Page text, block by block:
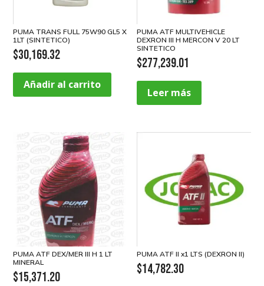
PUMA TRANS FULL 75W90 GL5 X
1LT (SINTETICO)
$30,169.32
Añadir al carrito
PUMA ATF MULTIVEHICLE
DEXRON III H MERCON V 20 LT
SINTETICO
$277,239.01
Leer más
PUMA ATF DEX/MER III H 1 LT
MINERAL
$15,371.20
PUMA ATF II x1 LTS (DEXRON II)
$14,782.30